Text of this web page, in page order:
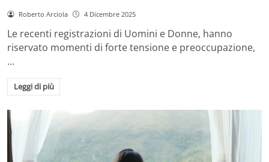
Roberto Arciola 4 Dicembre 2025
Le recenti registrazioni di Uomini e Donne, hanno
riservato momenti di forte tensione e preoccupazione,
…
Leggi di più